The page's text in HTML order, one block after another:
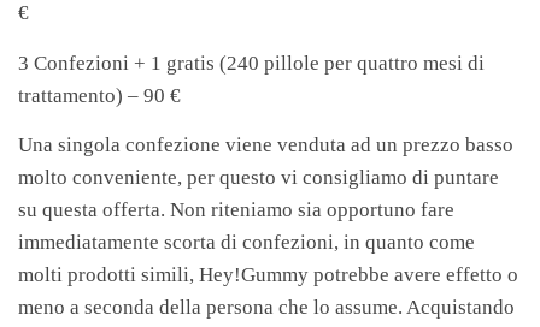
€
3 Confezioni + 1 gratis (240 pillole per quattro mesi di
trattamento) – 90 €
Una singola confezione viene venduta ad un prezzo basso
molto conveniente, per questo vi consigliamo di puntare
su questa offerta. Non riteniamo sia opportuno fare
immediatamente scorta di confezioni, in quanto come
molti prodotti simili, Hey!Gummy potrebbe avere effetto o
meno a seconda della persona che lo assume. Acquistando